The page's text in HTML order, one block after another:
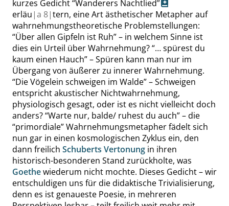
kurzes Gedicht“Wanderers Nachtlied”
erläu |a 8|tern, eine Art ästhetischer Metapher auf
wahrnehmungstheoretische Problemstellungen:
“Über allen Gipfeln ist Ruh”– in welchem Sinne ist
dies ein Urteil über Wahrnehmung?“… spürest du
kaum einen Hauch”– Spüren kann man nur im
Übergang von äußerer zu innerer Wahrnehmung.
“Die Vögelein schweigen im Walde”– Schweigen
entspricht akustischer Nichtwahrnehmung,
physiologisch gesagt, oder ist es nicht vielleicht doch
anders?“Warte nur, balde/ ruhest du auch”– die
“primordiale”Wahrnehmungsmetapher fädelt sich
nun gar in einen kosmologischen Zyklus ein, den
dann freilich Schuberts Vertonung in ihren
historisch-besonderen Stand zurückholte, was
Goethewiederum nicht mochte. Dieses Gedicht – wir
entschuldigen uns für die didaktische Trivialisierung,
denn es ist genaueste Poesie, in mehreren